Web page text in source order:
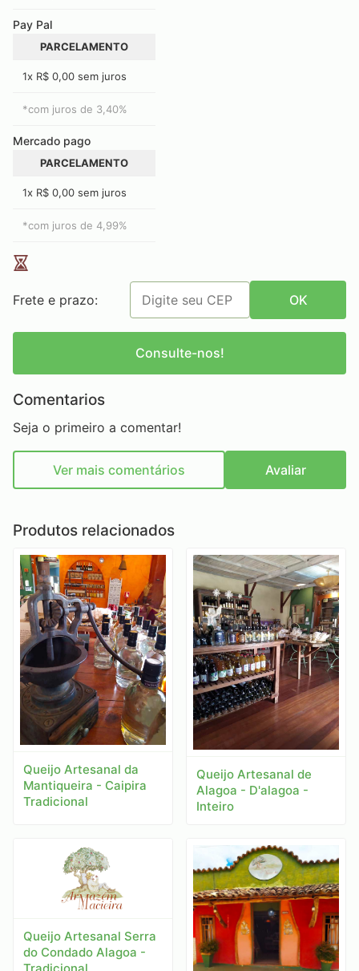
Pay Pal
PARCELAMENTO
1x R$ 0,00 sem juros
*com juros de 3,40%
Mercado pago
PARCELAMENTO
1x R$ 0,00 sem juros
*com juros de 4,99%
Frete e prazo: OK
Consulte-nos!
Comentarios
Seja o primeiro a comentar!
Ver mais comentários Avaliar
Produtos relacionados
Queijo Artesanal da
Mantiqueira - Caipira
Tradicional
Queijo Artesanal de
Alagoa - D'alagoa -
Inteiro
Queijo Artesanal Serra
do Condado Alagoa -